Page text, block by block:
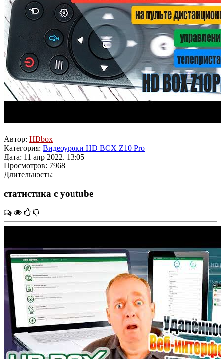
Автор: HDbox
Категория: Видеоуроки HD BOX Z10 Pro
Дата: 11 апр 2022, 13:05
Просмотров: 7968
Длительность:
статистика с youtube